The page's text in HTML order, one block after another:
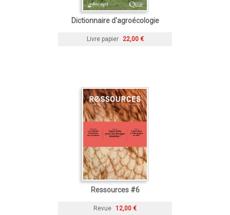
Dictionnaire d'agroécologie
Livre papier 22,00 €
Ressources #6
Revue 12,00 €